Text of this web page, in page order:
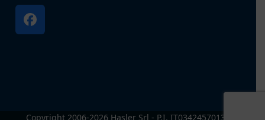
Facebook
Copyright 2006-2026 Hasler Srl - P.I. IT03424570137